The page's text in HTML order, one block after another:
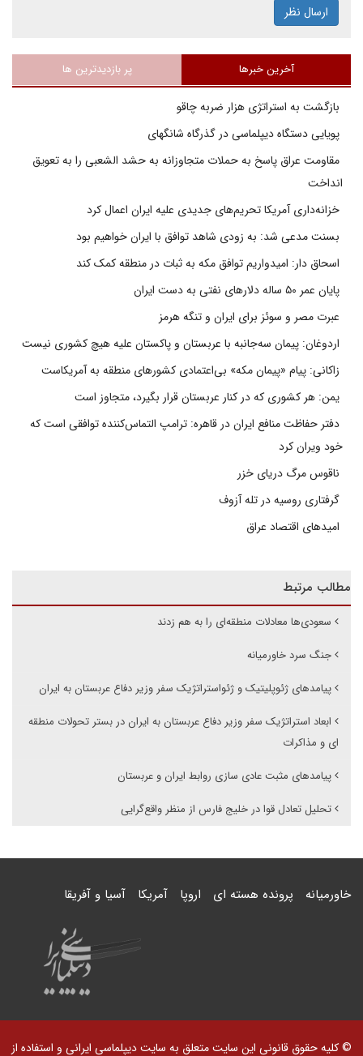
ارسال نظر
آخرین خبرها پر بازدیدترین ها
بازگشت به استراتژی هزار ضربه چاقو
پویایی دستگاه دیپلماسی در گذرگاه شانگهای
مقاومت عراق پاسخ به حملات متجاوزانه به حشد الشعبی را به تعویق
انداخت
خزانه‌داری آمریکا تحریم‌های جدیدی علیه ایران اعمال کرد
بسنت مدعی شد: به زودی شاهد توافق با ایران خواهیم بود
اسحاق دار: امیدواریم توافق مکه به ثبات در منطقه کمک کند
پایان عمر ۵۰ ساله دلارهای نفتی به دست ایران
عبرت مصر و سوئز برای ایران و تنگه هرمز
اردوغان: پیمان سه‌جانبه با عربستان و پاکستان علیه هیچ کشوری نیست
زاکانی: پیام «پیمان مکه» بی‌اعتمادی کشورهای منطقه به آمریکاست
یمن: هر کشوری که در کنار عربستان قرار بگیرد، متجاوز است
دفتر حفاظت منافع ایران در قاهره: ترامپ التماس‌کننده توافقی است که
خود ویران کرد
ناقوس مرگ دریای خزر
گرفتاری روسیه در تله آزوف
امیدهای اقتصاد عراق
مطالب مرتبط
سعودی‌ها معادلات منطقه‌ای را به هم زدند
جنگ سرد خاورمیانه
پیامدهای ژئوپلیتیک و ژئواستراتژیک سفر وزیر دفاع عربستان به ایران
ابعاد استراتژیک سفر وزیر دفاع عربستان به ایران در بستر تحولات منطقه
ای و مذاکرات
پیامدهای مثبت عادی سازی روابط ایران و عربستان
تحلیل تعادل قوا در خلیج فارس از منظر واقع‌گرایی
خاورمیانه پرونده هسته ای اروپا آمریکا آسیا و آفریقا
© کلیه حقوق قانونی این سایت متعلق به سایت دیپلماسی ایرانی و استفاده از